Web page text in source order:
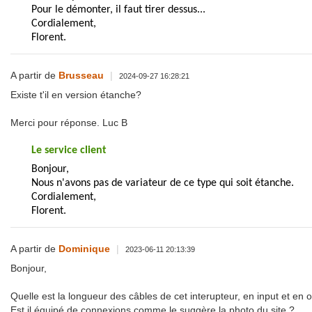
Pour le démonter, il faut tirer dessus...
Cordialement,
Florent.
A partir de Brusseau | 2024-09-27 16:28:21
Existe t'il en version étanche?
Merci pour réponse. Luc B
Le service client
Bonjour,
Nous n'avons pas de variateur de ce type qui soit étanche.
Cordialement,
Florent.
A partir de Dominique | 2023-06-11 20:13:39
Bonjour,
Quelle est la longueur des câbles de cet interupteur, en input et en
Est il équipé de connexions comme le suggère la photo du site ?